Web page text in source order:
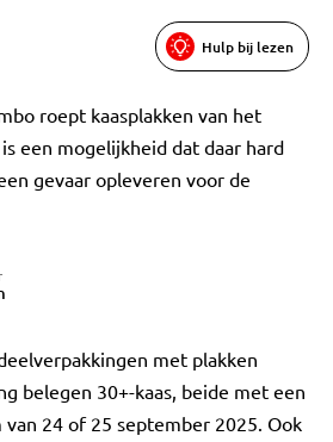
Hulp bij lezen
roept kaasplakken van het
een mogelijkheid dat daar hard
gevaar opleveren voor de
met plakken
belegen 30+-kaas, beide met een
24 of 25 september 2025. Ook